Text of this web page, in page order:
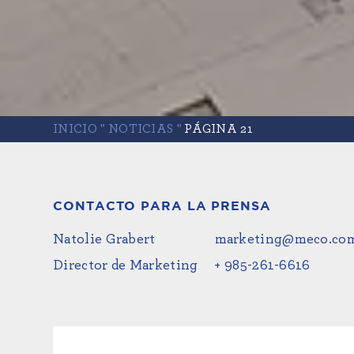
INICIO " NOTICIAS " PÁGINA 21
CONTACTO PARA LA PRENSA
Natolie Grabert
Director de Marketing
+ 985-261-6616